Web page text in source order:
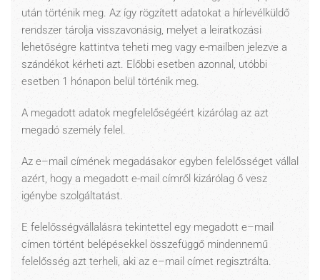
után történik meg. Az így rögzített adatokat a hírlevélküldő
rendszer tárolja visszavonásig, melyet a leiratkozási
lehetőségre kattintva teheti meg vagy e-mailben jelezve a
szándékot kérheti azt. Előbbi esetben azonnal, utóbbi
esetben 1 hónapon belül történik meg.
A megadott adatok megfelelőségéért kizárólag az azt
megadó személy felel.
Az e–mail címének megadásakor egyben felelősséget vállal
azért, hogy a megadott e-mail címről kizárólag ő vesz
igénybe szolgáltatást.
E felelősségvállalásra tekintettel egy megadott e–mail
címen történt belépésekkel összefüggő mindennemű
felelősség azt terheli, aki az e–mail címet regisztrálta.